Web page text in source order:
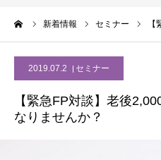
新着情報 セミナー
2019.07.2 セミナー
【緊急FP対談】老後
なりませんか？
お問い合わせ